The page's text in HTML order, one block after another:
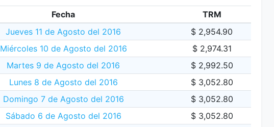
Fecha
TRM
Jueves 11 de Agosto del 2016
$ 2,954.90
Miércoles 10 de Agosto del 2016
$ 2,974.31
Martes 9 de Agosto del 2016
$ 2,992.50
Lunes 8 de Agosto del 2016
$ 3,052.80
Domingo 7 de Agosto del 2016
$ 3,052.80
Sábado 6 de Agosto del 2016
$ 3,052.80